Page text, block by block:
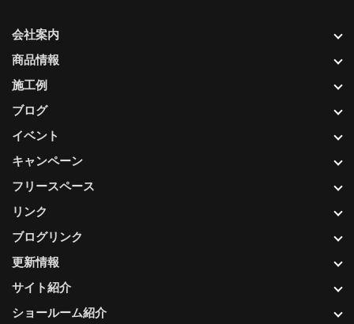
更新情報
サイト紹介
ショールーム紹介
会社案内
商品情報
施工例
ブログ
イベント
キャンペーン
フリースペース
リンク
ブログリンク